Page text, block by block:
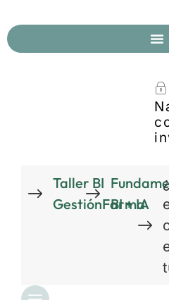
Taller BI
GestiónFarma
BI + IA